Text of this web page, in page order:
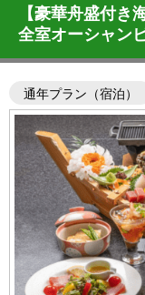
【豪華舟盛付
全室オーシャン
通年プラン（宿泊）